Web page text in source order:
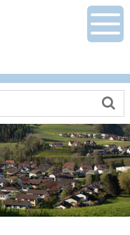
Bichelsee-